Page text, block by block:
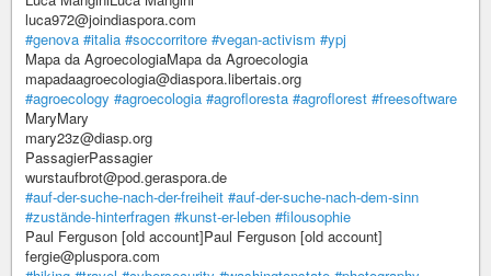
luca972@joindiaspora.com
#genova #italia #soccorritore #vegan-activism #ypj
Mapa da AgroecologiaMapa da Agroecologia
mapadaagroecologia@diaspora.libertais.org
#agroecology #agroecologia #agrofloresta #agroflorest #freesoftware
MaryMary
mary23z@diasp.org
PassagierPassagier
wurstaufbrot@pod.geraspora.de
#auf-der-suche-nach-der-freiheit #auf-der-suche-nach-dem-sinn
#zustände-hinterfragen #kunst-er-leben #filousophie
Paul Ferguson [old account]Paul Ferguson [old account]
fergie@pluspora.com